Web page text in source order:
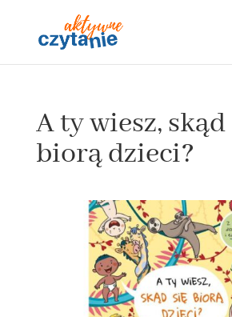
A ty wiesz, skąd
biorą dzieci?